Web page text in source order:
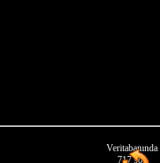
karşılaşacaksınız
Veritabanında
717söz